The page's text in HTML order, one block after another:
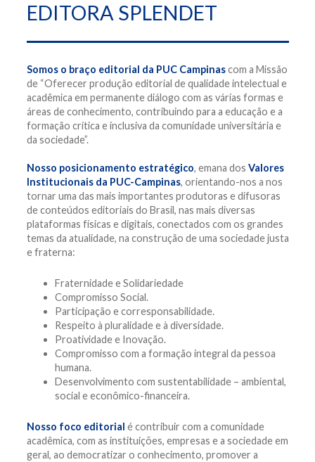
EDITORA SPLENDET
Somos o braço editorial da PUC Campinascom a Missão
de “Oferecer produção editorial de qualidade intelectual e
acadêmica em permanente diálogo com as várias formas e
áreas de conhecimento, contribuindo para a educação e a
formação crítica e inclusiva da comunidade universitária e
da sociedade”.
Nosso posicionamento estratégico, emana dos Valores
Institucionais da PUC-Campinas, orientando-nos a nos
tornar uma das mais importantes produtoras e difusoras
de conteúdos editoriais do Brasil, nas mais diversas
plataformas físicas e digitais, conectados com os grandes
temas da atualidade, na construção de uma sociedade justa
e fraterna:
Fraternidade e Solidariedade
Compromisso Social.
Participação e corresponsabilidade.
Respeito à pluralidade e à diversidade.
Proatividade e Inovação.
Compromisso com a formação integral da pessoa
humana.
Desenvolvimento com sustentabilidade – ambiental,
social e econômico-financeira.
Nosso foco editorial é contribuir com a comunidade
acadêmica, com as instituições, empresas e a sociedade em
geral, ao democratizar o conhecimento, promover a